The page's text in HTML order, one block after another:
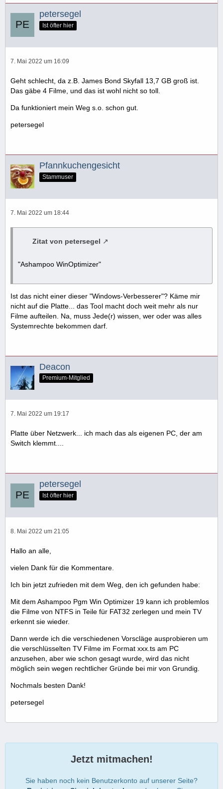
petersegel
Ist öfter hier
7. Mai 2022 um 16:09
Geht schlecht, da z.B. James Bond Skyfall 13,7 GB groß ist.
Das gäbe 4 Filme, und das ist wohl nicht so toll.
Da funktioniert mein Weg s.o. schon gut.
petersegel
Pfannkuchengesicht
Stammuser
7. Mai 2022 um 18:44
Zitat von petersegel
"Ashampoo WinOptimizer"
Ist das nicht einer dieser "Windows-Verbesserer"? Käme mir
nicht auf die Platte... das Tool macht doch weit mehr als nur
Filme aufteilen. Na, muss Jede(r) wissen, wer oder was alles
Systemrechte bekommen darf.
Deacon
Premium-Mitglied
7. Mai 2022 um 19:17
Platte über Netzwerk... ich mach das als eigenen PC, der am
Switch klemmt....
petersegel
Ist öfter hier
8. Mai 2022 um 21:05
Hallo an alle,
vielen Dank für die Kommentare.
Ich bin jetzt zufrieden mit dem Weg, den ich gefunden habe:
Mit dem Ashampoo Pgm Win Optimizer 19 kann ich problemlos
die Filme von NTFS in Teile für FAT32 zerlegen und mein TV
erkennt sie wieder.
Dann werde ich die verschiedenen Vorscläge ausprobieren um
die verschlüsselten TV Filme im Format xxx.ts am PC
anzusehen, aber wie schon gesagt wurde, wird das nicht
möglich sein wegen rechtlicher Gründe bei mir von Grundig.
Nochmals besten Dank!
petersegel
Jetzt mitmachen!
Sie haben noch kein Benutzerkonto auf unserer Seite?